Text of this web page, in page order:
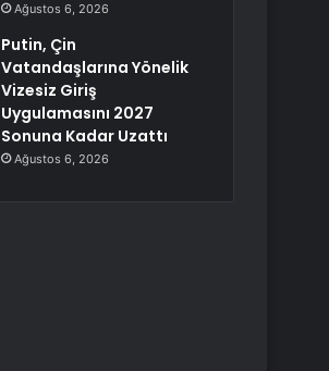
Ağustos 6, 2026
Putin, Çin
Vatandaşlarına Yönelik
Vizesiz Giriş
Uygulamasını 2027
Sonuna Kadar Uzattı
Ağustos 6, 2026